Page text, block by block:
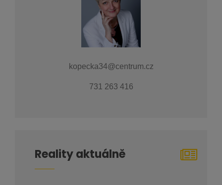
kopecka34@centrum.cz
731 263 416
Reality aktuálně